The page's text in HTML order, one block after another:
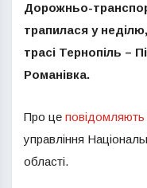
Дорожньо-
трапилася у
трасі Тернопіль –
Романівка.
Про це повідомляють
управління
області.